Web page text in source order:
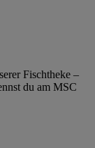
Fischtheke –
du am MSC